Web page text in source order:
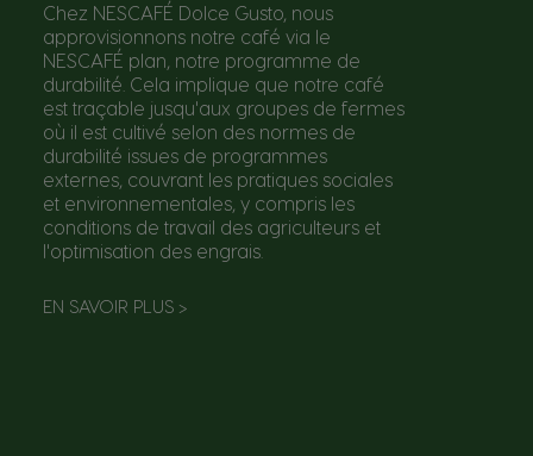
Chez NESCAFÉ Dolce Gusto, nous
approvisionnons notre café via le
NESCAFÉ plan, notre programme de
durabilité. Cela implique que notre café
est traçable jusqu'aux groupes de fermes
où il est cultivé selon des normes de
durabilité issues de programmes
externes, couvrant les pratiques sociales
et environnementales, y compris les
conditions de travail des agriculteurs et
l'optimisation des engrais.
EN SAVOIR PLUS >